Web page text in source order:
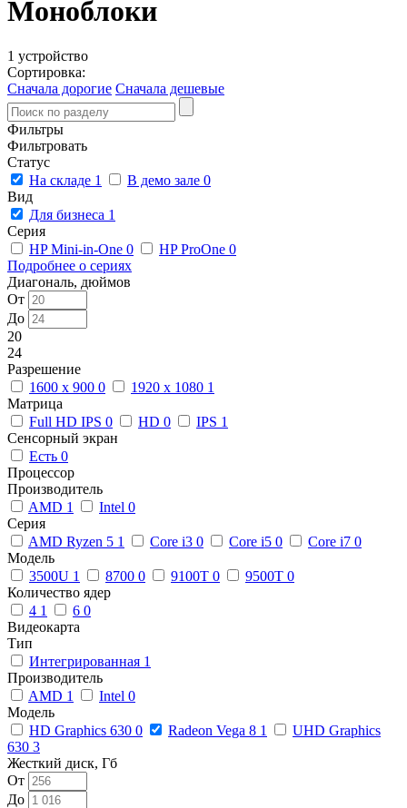
Моноблоки
1 устройство
Сортировка:
Сначала дорогие Сначала дешевые
Фильтры
Фильтровать
Статус
На складе 1 В демо зале 0
Вид
Для бизнеса 1
Серия
HP Mini-in-One 0 HP ProOne 0
Подробнее о сериях
Диагональ, дюймов
От
До
20
24
Разрешение
1600 x 900 0 1920 x 1080 1
Матрица
Full HD IPS 0 HD 0 IPS 1
Сенсорный экран
Есть 0
Процессор
Производитель
AMD 1 Intel 0
Серия
AMD Ryzen 5 1 Core i3 0 Core i5 0 Core i7 0
Модель
3500U 1 8700 0 9100T 0 9500T 0
Количество ядер
4 1 6 0
Видеокарта
Тип
Интегрированная 1
Производитель
AMD 1 Intel 0
Модель
HD Graphics 630 0 Radeon Vega 8 1
UHD Graphics
630 3
Жесткий диск, Гб
От
До